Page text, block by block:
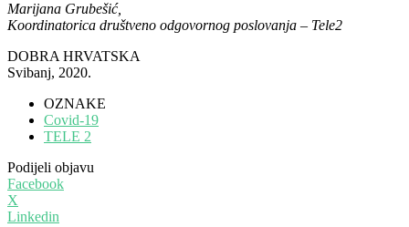
Marijana Grubešić,
Koordinatorica društveno odgovornog poslovanja – Tele2
DOBRA HRVATSKA
Svibanj, 2020.
OZNAKE
Covid-19
TELE 2
Podijeli objavu
Facebook
X
Linkedin